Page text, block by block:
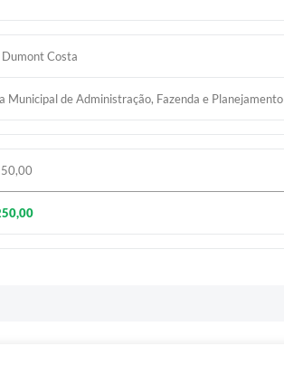
Costa
Municipal de Administração, Fazenda e Planejamento